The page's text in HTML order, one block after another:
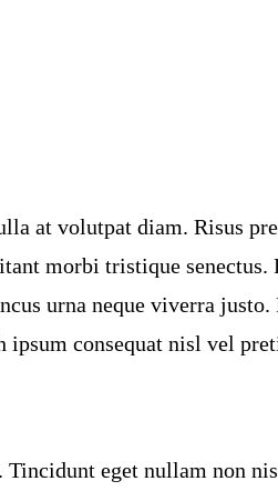
at volutpat diam. Risus
morbi tristique
urna neque viverra
consequat nisl vel
eget nullam non